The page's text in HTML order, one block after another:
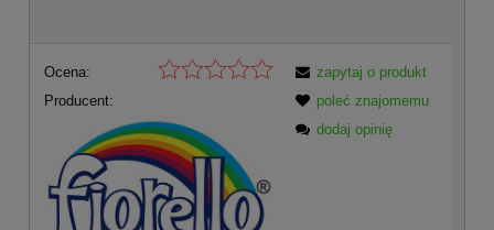
Ocena:
Producent:
zapytaj o produkt
poleć znajomemu
dodaj opinię